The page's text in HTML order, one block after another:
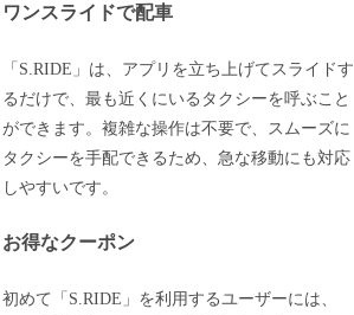
ワンスライドで配車
「S.RIDE」は、アプリを立ち上げてスライドす
るだけで、最も近くにいるタクシーを呼ぶこと
ができます。複雑な操作は不要で、スムーズに
タクシーを手配できるため、急な移動にも対応
しやすいです。
お得なクーポン
初めて「S.RIDE」を利用するユーザーには、